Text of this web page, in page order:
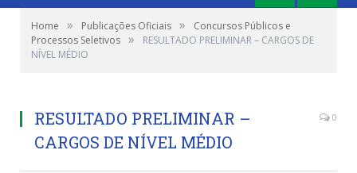
Home » Publicações Oficiais »
Concursos Públicos e
Processos Seletivos »
RESULTADO PRELIMINAR – CARGOS DE
NÍVEL MÉDIO
RESULTADO PRELIMINAR –
CARGOS DE NÍVEL MÉDIO
0